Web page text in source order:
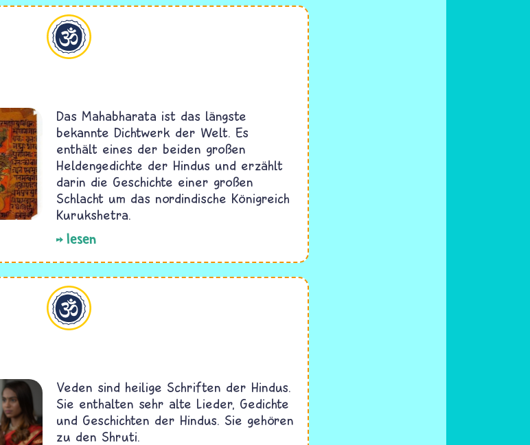
Das Mahabharata ist das längste
bekannte Dichtwerk der Welt. Es
enthält eines der beiden großen
Heldengedichte der Hindus und erzählt
darin die Geschichte einer großen
Schlacht um das nordindische Königreich
Kurukshetra.
lesen
Veden sind heilige Schriften der Hindus.
Sie enthalten sehr alte Lieder, Gedichte
und Geschichten der Hindus. Sie gehören
zu den Shruti.